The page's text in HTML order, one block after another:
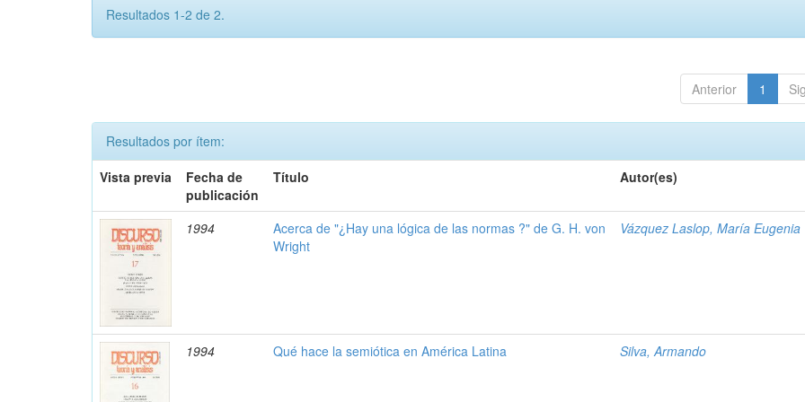
Resultados 1-2 de 2.
Anterior 1
Resultados por ítem:
Vista previa
Fecha de
publicación
Título Autor(es)
1994
Acerca de "¿Hay una lógica de las normas ?" de G. H. von
Wright
Vázquez Laslop, María Eugenia
1994 Qué hace la semiótica en América Latina Silva, Armando